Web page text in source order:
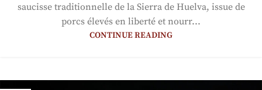
saucisse traditionnelle de la Sierra de Huelva, issue de
porcs élevés en liberté et nourr...
CONTINUE READING